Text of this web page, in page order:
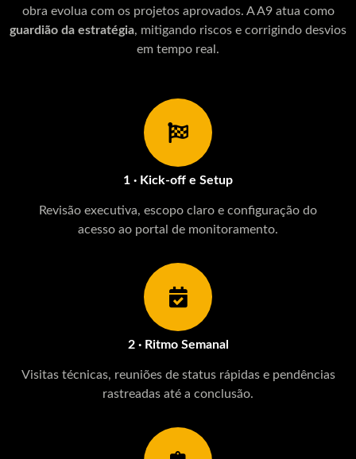
obra evolua com os projetos aprovados. A A9 atua como
guardião da estratégia, mitigando riscos e corrigindo desvios
em tempo real.
1 · Kick-off e Setup
Revisão executiva, escopo claro e configuração do
acesso ao portal de monitoramento.
2 · Ritmo Semanal
Visitas técnicas, reuniões de status rápidas e pendências
rastreadas até a conclusão.